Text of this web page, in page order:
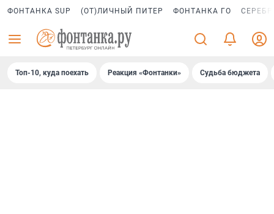
ФОНТАНКА SUP (ОТ)ЛИЧНЫЙ ПИТЕР ФОНТАНКА ГО
Топ-10, куда поехать Реакция «Фонтанки» Судьба бюджета